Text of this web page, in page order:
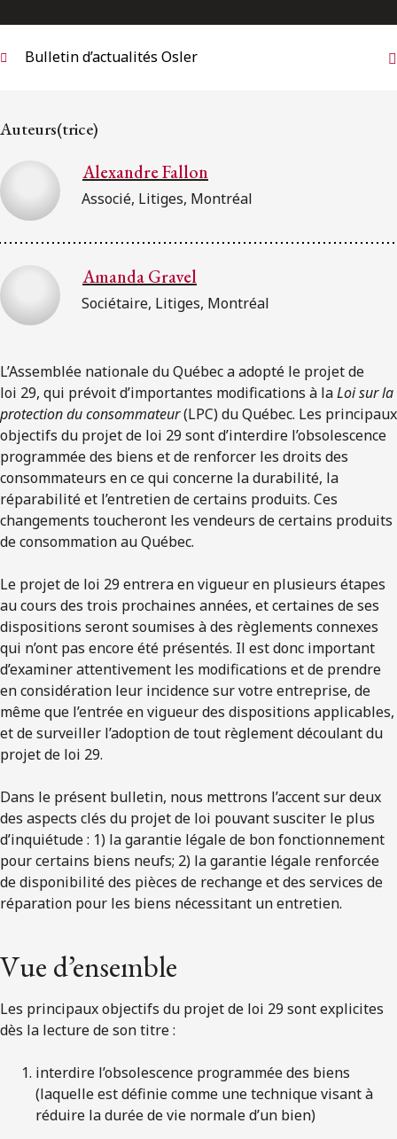
Bulletin d’actualités Osler
Auteurs(trice)
Alexandre Fallon
Associé, Litiges, Montréal
Amanda Gravel
Sociétaire, Litiges, Montréal
L’Assemblée nationale du Québec a adopté le projet de
loi 29, qui prévoit d’importantes modifications à laLoisur la
protection du consommateur(LPC) du Québec. Les principaux
objectifs du projet de loi 29 sont d’interdire l’obsolescence
programmée des biens et de renforcer les droits des
consommateurs en ce qui concerne la durabilité, la
réparabilité et l’entretien de certains produits. Ces
changements toucheront les vendeurs de certains produits
de consommation au Québec.
Le projet de loi 29 entrera en vigueur en plusieurs étapes
au cours des trois prochaines années, et certaines de ses
dispositions seront soumises à des règlements connexes
qui n’ont pas encore été présentés. Il est donc important
d’examiner attentivement les modifications et de prendre
en considération leur incidence sur votre entreprise, de
même que l’entrée en vigueur des dispositions applicables,
et de surveiller l’adoption de tout règlement découlant du
projet de loi 29.
Dans le présent bulletin, nous mettrons l’accent sur deux
des aspects clés du projet de loi pouvant susciter le plus
d’inquiétude : 1) la garantie légale de bon fonctionnement
pour certains biens neufs; 2) la garantie légale renforcée
de disponibilité des pièces de rechange et des services de
réparation pour les biens nécessitant un entretien.
Vue d’ensemble
Les principaux objectifs du projet de loi 29 sont explicites
dès la lecture de son titre :
interdire l’obsolescence programmée des biens
(laquelle est définie comme une technique visant à
réduire la durée de vie normale d’un bien)